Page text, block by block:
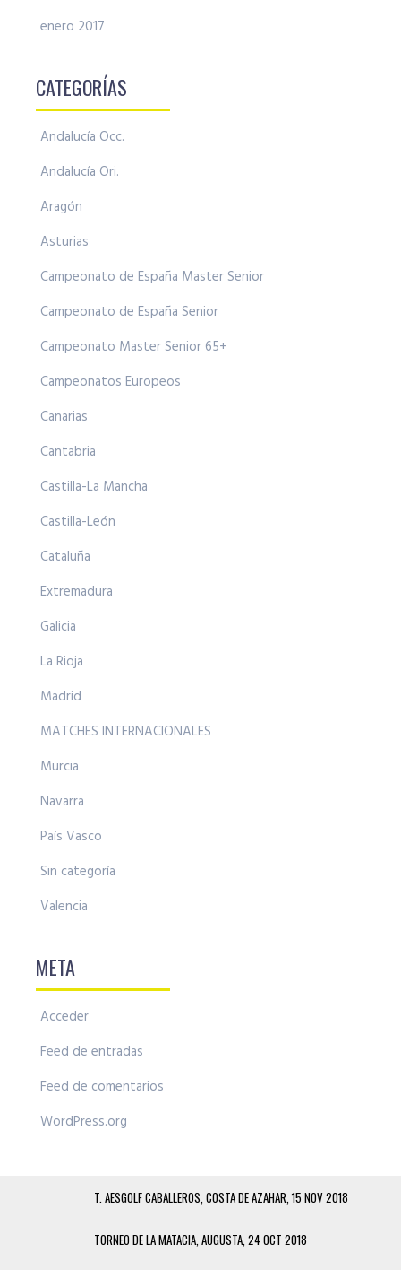
enero 2017
CATEGORÍAS
Andalucía Occ.
Andalucía Ori.
Aragón
Asturias
Campeonato de España Master Senior
Campeonato de España Senior
Campeonato Master Senior 65+
Campeonatos Europeos
Canarias
Cantabria
Castilla-La Mancha
Castilla-León
Cataluña
Extremadura
Galicia
La Rioja
Madrid
MATCHES INTERNACIONALES
Murcia
Navarra
País Vasco
Sin categoría
Valencia
META
Acceder
Feed de entradas
Feed de comentarios
WordPress.org
T. AESGOLF CABALLEROS, COSTA DE AZAHAR, 15 NOV 2018
TORNEO DE LA MATACIA, AUGUSTA, 24 OCT 2018